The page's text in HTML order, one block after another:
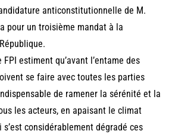
anticonstitutionnelle de M.
pour un troisième mandat à la
FPI estiment qu’avant l’entame des
se faire avec toutes les parties
de ramener la sérénité et la
les acteurs, en apaisant le climat
considérablement dégradé ces